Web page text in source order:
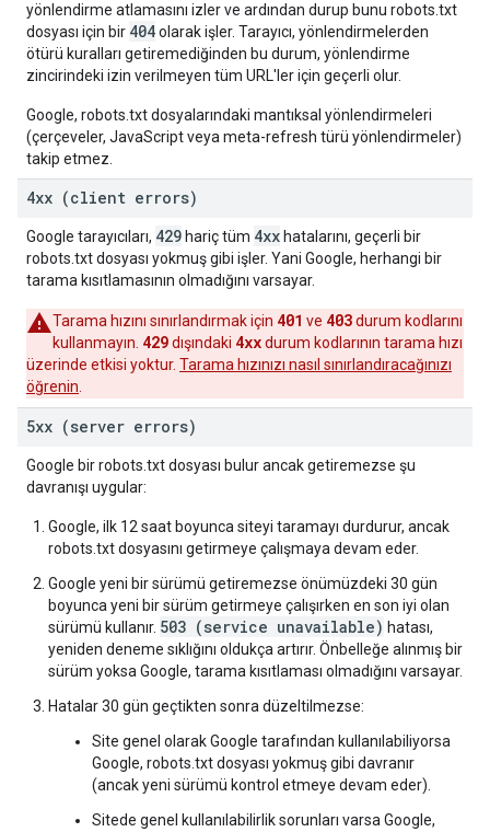
yönlendirme atlamasını izler ve ardından durup bunu robots.txt
dosyası için bir 404olarak işler. Tarayıcı, yönlendirmelerden
ötürü kuralları getiremediğinden bu durum, yönlendirme
zincirindeki izin verilmeyen tüm URL'ler için geçerli olur.
Google, robots.txt dosyalarındaki mantıksal yönlendirmeleri
(çerçeveler, JavaScript veya meta-refresh türü yönlendirmeler)
takip etmez.
4xx (client errors)
Google tarayıcıları, 429 hariç tüm 4xx hatalarını, geçerli bir
robots.txt dosyası yokmuş gibi işler. Yani Google, herhangi bir
tarama kısıtlamasının olmadığını varsayar.
Tarama hızını sınırlandırmak için 401 ve 403durum kodlarını
kullanmayın. 429dışındaki 4xxdurum kodlarının tarama hızı
üzerinde etkisi yoktur. Tarama hızınızı nasıl sınırlandıracağınızı
öğrenin
5xx (server errors)
Google bir robots.txt dosyası bulur ancak getiremezse şu
davranışı uygular:
Google, ilk 12 saat boyunca siteyi taramayı durdurur, ancak
robots.txt dosyasını getirmeye çalışmaya devam eder.
Google yeni bir sürümü getiremezse önümüzdeki 30 gün
boyunca yeni bir sürüm getirmeye çalışırken en son iyi olan
sürümü kullanır. 503 (service unavailable) hatası,
yeniden deneme sıklığını oldukça artırır. Önbelleğe alınmış bir
sürüm yoksa Google, tarama kısıtlaması olmadığını varsayar.
Hatalar 30 gün geçtikten sonra düzeltilmezse:
Site genel olarak Google tarafından kullanılabiliyorsa
Google, robots.txt dosyası yokmuş gibi davranır
(ancak yeni sürümü kontrol etmeye devam eder).
Sitede genel kullanılabilirlik sorunları varsa Google,